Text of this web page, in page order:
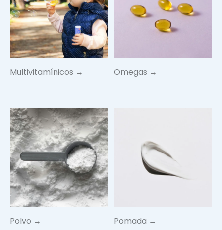
Multivitamínicos → Omegas →
Polvo → Pomada →